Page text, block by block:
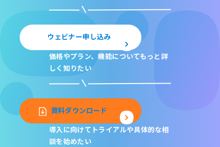
ウェビナー申し込み
価格やプラン、機能についてもっと詳
しく知りたい
資料ダウンロード
導入に向けてトライアルや具体的な相
談を始めたい